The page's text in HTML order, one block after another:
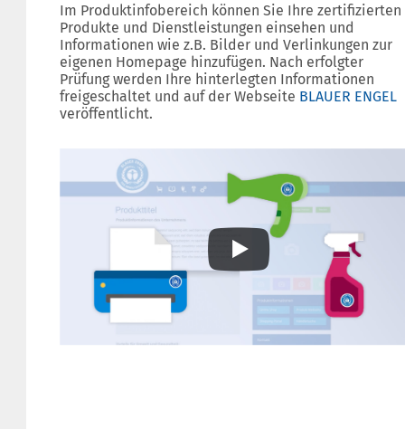
Im Produktinfobereich können Sie Ihre zertifizierten
Produkte und Dienstleistungen einsehen und
Informationen wie z.B. Bilder und Verlinkungen zur
eigenen Homepage hinzufügen. Nach erfolgter
Prüfung werden Ihre hinterlegten Informationen
freigeschaltet und auf der Webseite BLAUER ENGEL
veröffentlicht.